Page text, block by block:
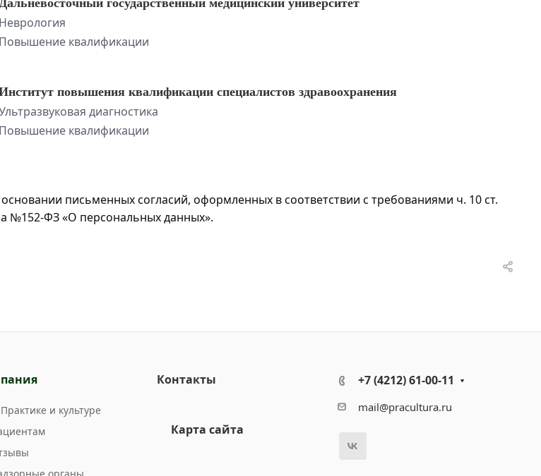
государственный медицинский университет
Неврология
Повышение квалификации
повышения квалификации специалистов здравоохранения
диагностика
Повышение квалификации
письменных согласий, оформленных в соответствии с требованиями ч. 10 ст.
№152-ФЗ «О персональных данных».
и культуре
Контакты
Карта сайта
+7 (4212) 61-00-11
mail@pracultura.ru